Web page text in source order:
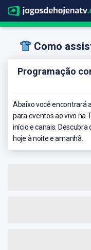
Como
Programação
Abaixo você encontrará
para eventos ao vivo na
início e canais.
hoje à noite e amanhã.